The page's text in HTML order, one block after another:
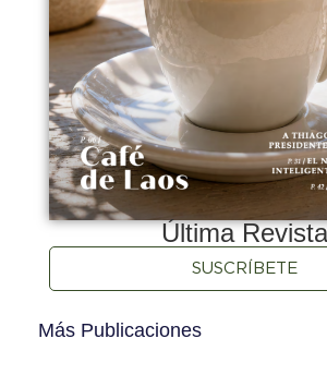
Última Revista
SUSCRÍBETE
Más Publicaciones